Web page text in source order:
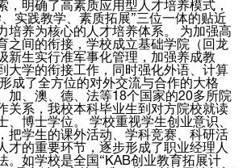
，明确了高素质应用型人才培养模式，
实践教学、素质拓展”三位一体的贴近
培养为核心的人才培养体系。 为加强高
之间的衔接，学校成立基础学院（回龙
新生实行准军事化管理，加强养成教
大学的衔接工作，同时强化外语、计算
成了全方位的对外交流与合作的大格
加、澳、德、法等18个国家的20多所院
关系，我校本科毕业生到对方院校就读
、博士学位。 学校重视学生创业意识、
把学生的课外活动、学科竞赛、科研活
才的重要环节，逐步形成了职业经理人
。如学校是全国“KAB创业教育拓展计